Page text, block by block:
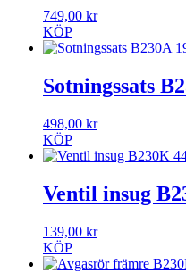
749,00 kr
KÖP
Sotningssats
498,00 kr
KÖP
Ventil insug
139,00 kr
KÖP